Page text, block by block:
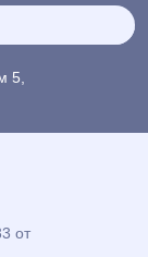
5,
от